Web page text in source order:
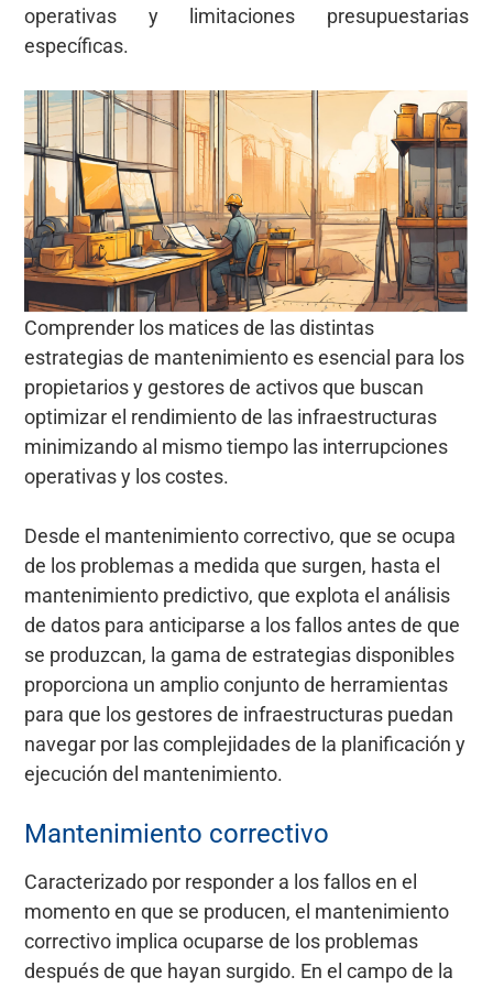
operativas y limitaciones presupuestarias
específicas.
Comprender los matices de las distintas
estrategias de mantenimiento es esencial para los
propietarios y gestores de activos que buscan
optimizar el rendimiento de las infraestructuras
minimizando al mismo tiempo las interrupciones
operativas y los costes.
Desde el mantenimiento correctivo, que se ocupa
de los problemas a medida que surgen, hasta el
mantenimiento predictivo, que explota el análisis
de datos para anticiparse a los fallos antes de que
se produzcan, la gama de estrategias disponibles
proporciona un amplio conjunto de herramientas
para que los gestores de infraestructuras puedan
navegar por las complejidades de la planificación y
ejecución del mantenimiento.
Mantenimiento correctivo
Caracterizado por responder a los fallos en el
momento en que se producen, el mantenimiento
correctivo implica ocuparse de los problemas
después de que hayan surgido. En el campo de la